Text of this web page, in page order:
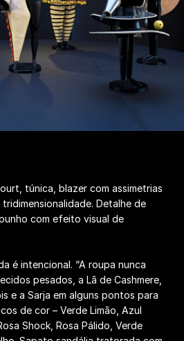
túnica, blazer com assimetrias
Detalhe de
com efeito visual de
é intencional. “A roupa nunca
pesados, a Lã de Cashmere,
e a Sarja em alguns pontos para
de cor – Verde Limão, Azul
Shock, Rosa Pálido, Verde